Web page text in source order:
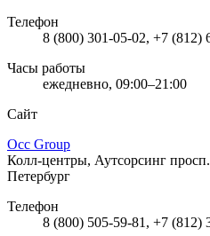
Телефон
8 (800) 301-05-02, +7 (812)
Часы работы
ежедневно, 09:00–21:00
Сайт
Осс Group
Колл-центры, Аутсорсинг
Петербург
Телефон
8 (800) 505-59-81, +7 (812)